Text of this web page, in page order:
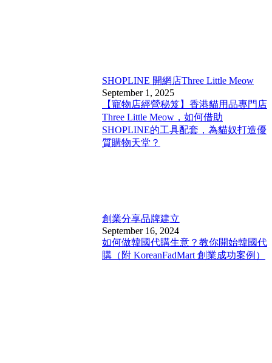
SHOPLINE 開網店Three Little Meow
September 1, 2025
【寵物店經營秘笈】香港貓用品專門店
Three Little Meow，如何借助
SHOPLINE的工具配套，為貓奴打造優
質購物天堂？
創業分享品牌建立
September 16, 2024
如何做韓國代購生意？教你開始韓國代
購（附 KoreanFadMart 創業成功案例）